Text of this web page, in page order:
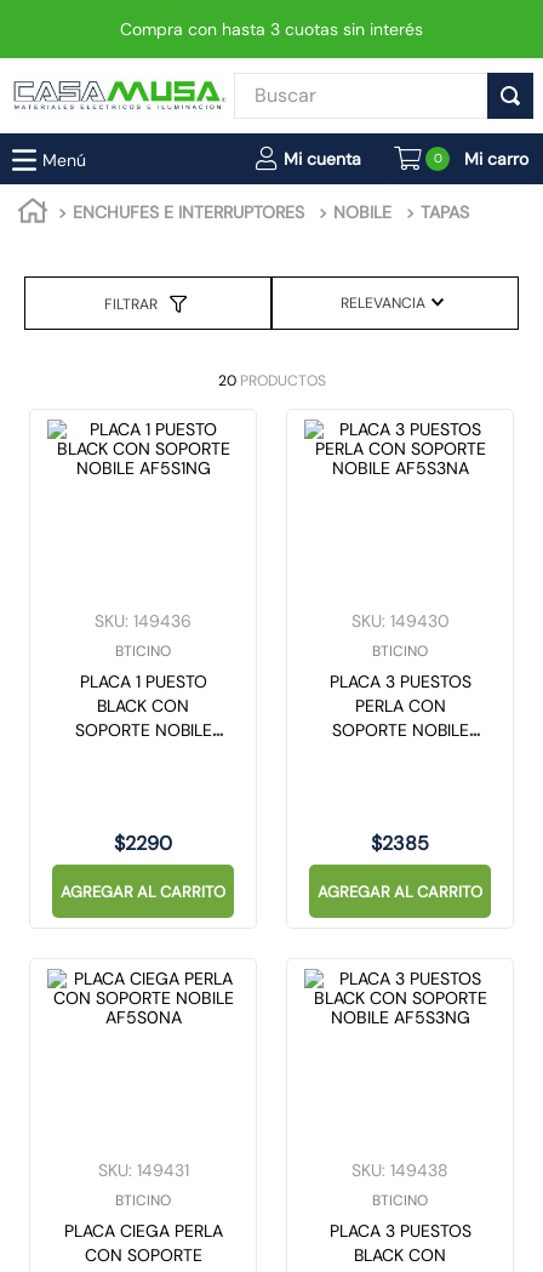
Compra con hasta 3 cuotas sin interés
Buscar
0
ENCHUFES E INTERRUPTORES NOBILE TAPAS
FILTRAR RELEVANCIA
20 PRODUCTOS
SKU: 149436
BTICINO
PLACA 1 PUESTO
BLACK CON
SOPORTE NOBILE
$2290
AGREGAR AL CARRITO
SKU: 149430
BTICINO
PLACA 3 PUESTOS
PERLA CON
SOPORTE NOBILE
$2385
AGREGAR AL CARRITO
SKU: 149431
BTICINO
PLACA CIEGA PERLA
CON SOPORTE
SKU: 149438
BTICINO
PLACA 3 PUESTOS
BLACK CON
TÉRMINOS MÁS BUSCADOS
1.
enchufe
2.
interruptor
enchufes
6.
foco led
matixgo
ampolleta